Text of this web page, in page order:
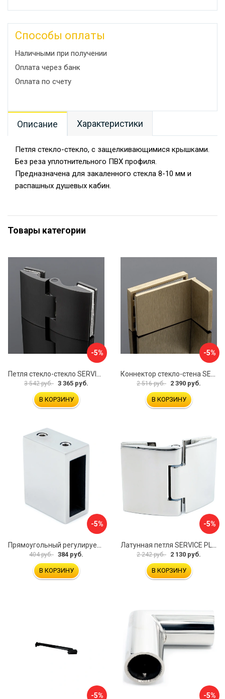
Способы оплаты
Наличными при получении
Оплата через банк
Оплата по счету
Описание Характеристики
Петля стекло-стекло, с защелкивающимися крышками.
Без реза уплотнительного ПВХ профиля.
Предназначена для закаленного стекла 8-10 мм и
распашных душевых кабин.
Товары категории
-5%
3 542 руб. 3 365 руб.
В КОРЗИНУ
-5%
2 516 руб. 2 390 руб.
В КОРЗИНУ
-5%
Прямоугольный регулируемый коннектор трек-стена SERVICE PLUS CK-106D30-PC
404 руб. 384 руб.
В КОРЗИНУ
-5%
Латунная петля SERVICE PLUS CL-905-PC
2 242 руб. 2 130 руб.
В КОРЗИНУ
-5% -5%